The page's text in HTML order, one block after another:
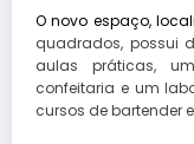
O novo espaço,
quadrados, possui
aulas práticas,
confeitaria e um
cursos de bartender